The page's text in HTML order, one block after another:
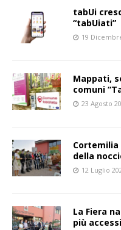
tabUi
“tabUiati”
19
Mappati,
comuni
23 Agosto
Cortemilia
della
12 Luglio
La Fiera
più